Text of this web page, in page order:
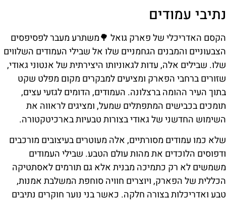
נתיבי עמודים
הקסם האדריכלי של פארק גואל 🌳משתרע מעבר לפסיפסים
הצבעוניים והמבנים הגחמניים שלו אל שבילי העמודים השלווים
שלו. שבילים אלה, עדות לגאוניותו היצירתית של אנטוני גאודי,
שזורים ברחבי הפארק ומציעים למבקרים מקום מפלט שקט
בתוך העיר ההומה ברצלונה. העמודים, הדומים לגזעי עצים,
תומכים בכבישים המתפתלים שמעל, ומציגים לראווה את
השימוש החדשני של גאודי בצורות טבעיות בארכיטקטורה.
שלא כמו עמודים מסורתיים, אלה מעוטרים בעיצובים מורכבים
ודפוסים הלוכדים את מהות עולם הטבע. שבילי העמודים
משמשים לא רק כתמיכה מבנית אלא גם תורמים לאסתטיקה
הכללית של הפארק, ויוצרים חוויה סוחפת המשלבת אמנות,
טבע ואדריכלות בצורה חלקה. כאשר בני נוער חוקרים נתיבים